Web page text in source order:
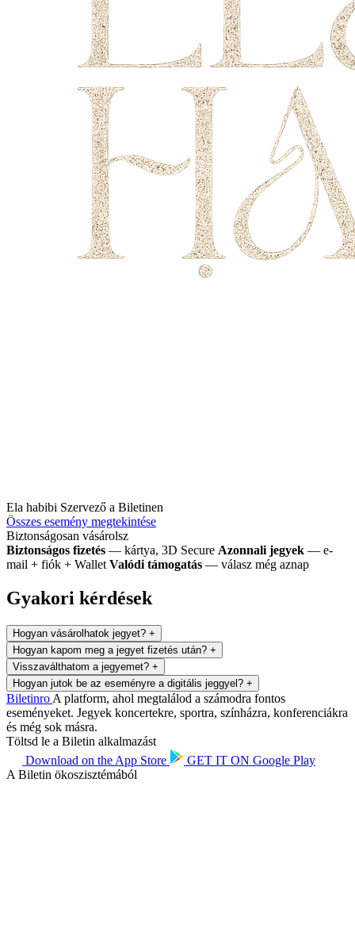
Ela habibi Szervező a Biletinen
Összes esemény megtekintése
Biztonságosan vásárolsz
Biztonságos fizetés — kártya, 3D Secure Azonnali jegyek — e-
mail + fiók + Wallet Valódi támogatás — válasz még aznap
Gyakori kérdések
Hogyan vásárolhatok jegyet? +
Hogyan kapom meg a jegyet fizetés után? +
Visszaválthatom a jegyemet? +
Hogyan jutok be az eseményre a digitális jeggyel? +
Biletinro A platform, ahol megtalálod a számodra fontos
eseményeket. Jegyek koncertekre, sportra, színházra, konferenciákra
és még sok másra.
Töltsd le a Biletin alkalmazást
Download on the App Store GET IT ON Google Play
A Biletin ökoszisztémából